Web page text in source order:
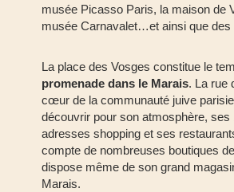
musée Picasso Paris, la maison de
musée Carnavalet…et ainsi que des
La place des Vosges constitue le
promenade dans le Marais. La rue
cœur de la communauté juive
découvrir pour son atmosphère, ses
adresses shopping et ses
compte de nombreuses boutiques
dispose même de son grand
Marais.